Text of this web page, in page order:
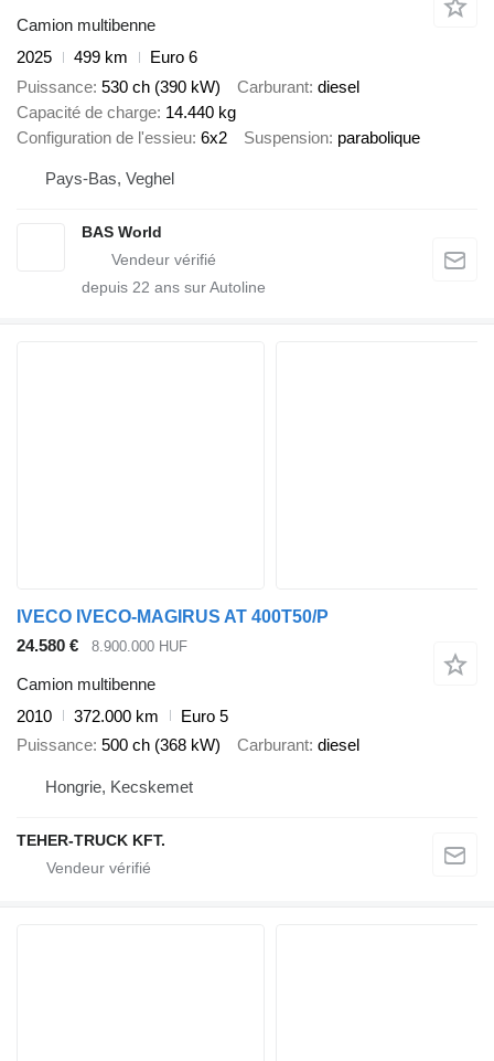
Camion multibenne
2025
499 km
Euro 6
Puissance 530 ch (390 kW) Carburant diesel
Capacité de charge 14.440 kg
Configuration de l'essieu 6x2 Suspension parabolique
Pays-Bas, Veghel
BAS World
depuis 22 ans sur Autoline
IVECO IVECO-MAGIRUS AT 400T50/P
24.580 €
8.900.000 HUF
Camion multibenne
2010
372.000 km
Euro 5
Puissance 500 ch (368 kW) Carburant diesel
Hongrie, Kecskemet
TEHER-TRUCK KFT.